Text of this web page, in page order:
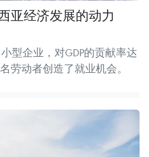
亚经济发展的动力
型企业，对GDP的贡献率达
劳动者创造了就业机会。